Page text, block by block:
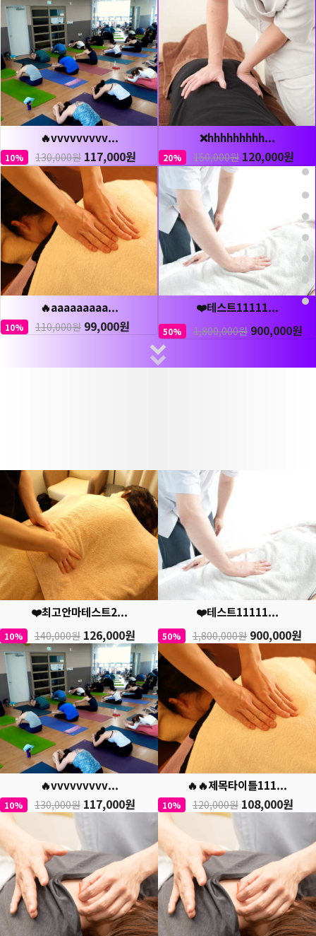
🔥vvvvvvvvv...
10% 130,000원 117,000원
❌hhhhhhhhh...
20% 150,000원 120,000원
🔥aaaaaaaaa...
10% 110,000원 99,000원
❤️테스트11111...
50% 1,800,000원 900,000원
❤️최고안마테스트2...
10% 140,000원 126,000원
❤️테스트11111...
50% 1,800,000원 900,000원
🔥vvvvvvvvv...
10% 130,000원 117,000원
🔥🔥제목타이틀111...
10% 120,000원 108,000원